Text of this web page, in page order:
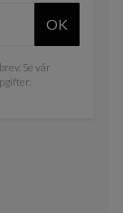
OK
Se vår